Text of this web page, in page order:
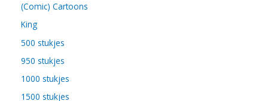
(Comic) Cartoons
King
500 stukjes
950 stukjes
1000 stukjes
1500 stukjes